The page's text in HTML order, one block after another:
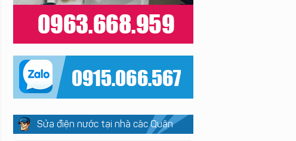
Sửa điện nước tại nhà các Quận